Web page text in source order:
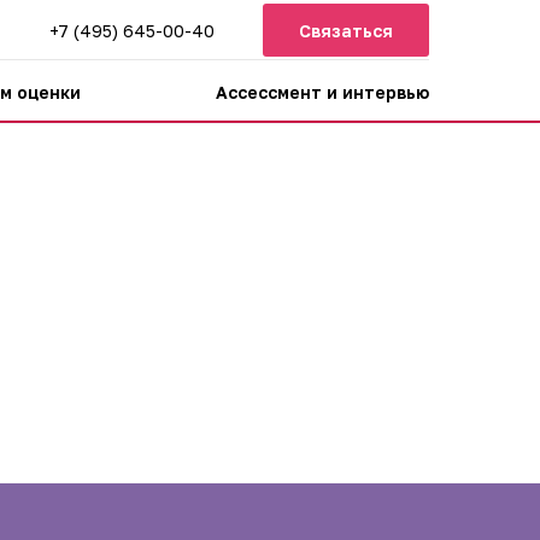
+7 (495) 645-00-40 Связаться
оценки Ассессмент и интервью